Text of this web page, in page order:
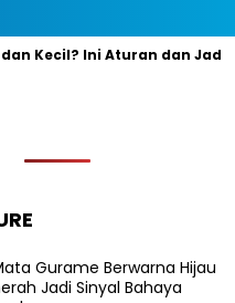
Ini Aturan dan Jadwal